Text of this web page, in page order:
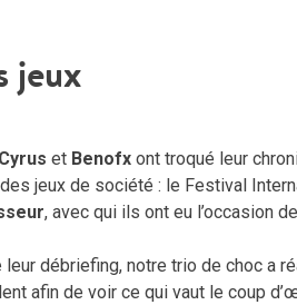
jeux
Cyrus et Benofx ont troqué leur
jeux de société : le Festival
, avec qui ils ont eu l’occasion
débriefing, notre trio de choc a
afin de voir ce qui vaut le coup